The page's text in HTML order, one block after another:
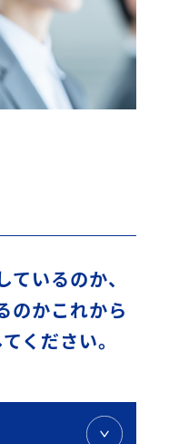
いるのか、
のかこれから
ください。